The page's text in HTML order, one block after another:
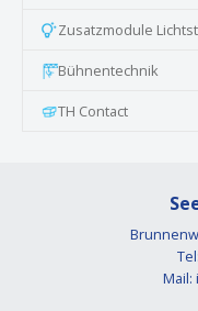
Zusatzmodule
Bühnentechnik
TH Contact
Mail: